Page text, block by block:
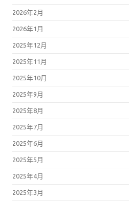
2026年2月
2026年1月
2025年12月
2025年11月
2025年10月
2025年9月
2025年8月
2025年7月
2025年6月
2025年5月
2025年4月
2025年3月